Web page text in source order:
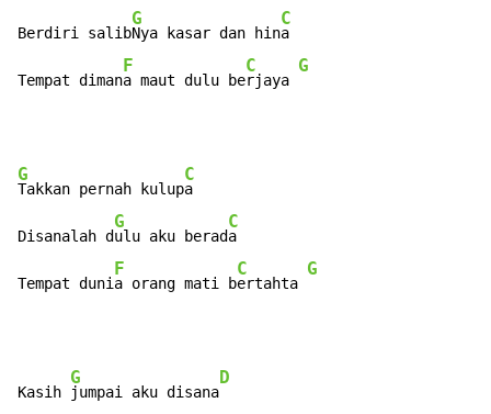
Berdiri salib
G
Nya kasar dan hin
C
a
Tempat diman
F
a maut dulu be
C
rjaya
G
G
Takkan pernah kulup
C
a
Disanalah d
G
ulu aku berad
C
a
Tempat duni
F
a orang mati b
C
ertahta
G
Kasih
G
jumpai aku disana
D